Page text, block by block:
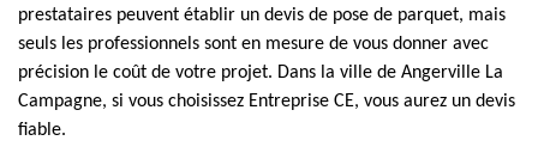
prestataires peuvent établir un devis de pose de parquet, mais
seuls les professionnels sont en mesure de vous donner avec
précision le coût de votre projet. Dans la ville de Angerville La
Campagne, si vous choisissez Entreprise CE, vous aurez un devis
fiable.